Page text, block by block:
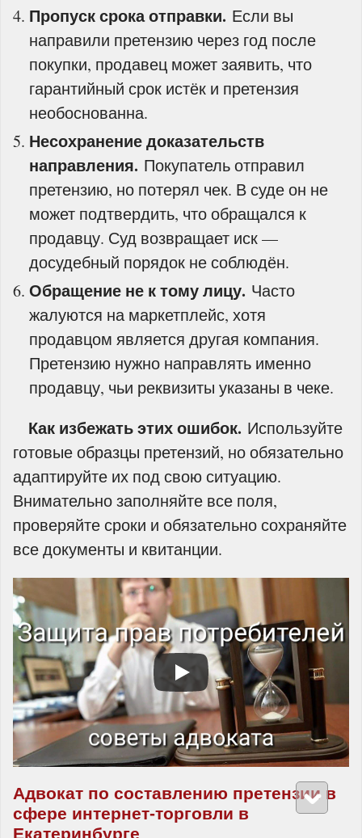
Пропуск срока отправки. Если вы
направили претензию через год после
покупки, продавец может заявить, что
гарантийный срок истёк и претензия
необоснованна.
Несохранение доказательств
направления. Покупатель отправил
претензию, но потерял чек. В суде он не
может подтвердить, что обращался к
продавцу. Суд возвращает иск —
досудебный порядок не соблюдён.
Обращение не к тому лицу. Часто
жалуются на маркетплейс, хотя
продавцом является другая компания.
Претензию нужно направлять именно
продавцу, чьи реквизиты указаны в чеке.
Как избежать этих ошибок. Используйте
готовые образцы претензий, но обязательно
адаптируйте их под свою ситуацию.
Внимательно заполняйте все поля,
проверяйте сроки и обязательно сохраняйте
все документы и квитанции.
Адвокат по составлению претензии в
сфере интернет‑торговли в
Екатеринбурге